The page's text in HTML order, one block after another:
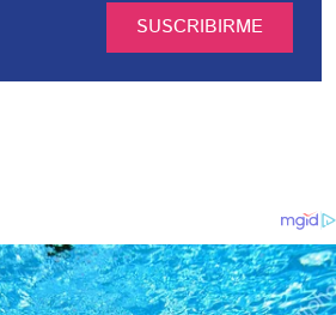
SUSCRIBIRME